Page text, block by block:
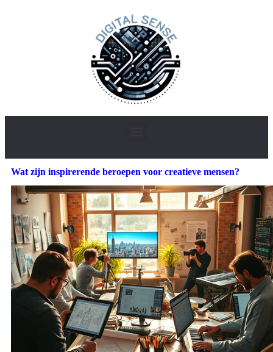
Wat zijn inspirerende beroepen voor creatieve mensen?